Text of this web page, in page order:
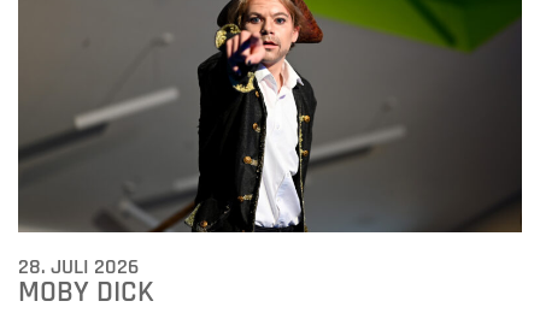
28. JULI 2026
MOBY DICK